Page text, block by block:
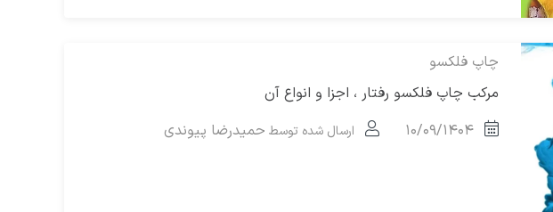
چاپ فلکسو
مرکب چاپ فلکسو رفتار ، اجزا و انواع آن
۱۰/۰۹/۱۴۰۴
ارسال شده توسط حمیدرضا پیوندی